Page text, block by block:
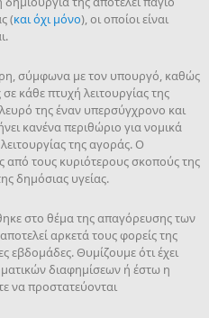
(και όχι μόνο), οι οποίοι είναι
σύμφωνα με τον υπουργό, καθώς
κάθε πτυχή λειτουργίας της
της έναν υπερσύγχρονο και
κανένα περιθώριο για νομικά
της αγοράς. Ο
από τους κυριότερους σκοπούς της
δημόσιας υγείας.
στο θέμα της απαγόρευσης των
αρκετά τους φορείς της
εβδομάδες. Θυμίζουμε ότι έχει
διαφημίσεων ή έστω η
να προστατεύονται